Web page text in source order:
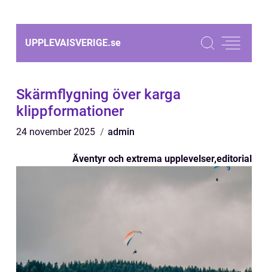
UPPLEVAISVERIGE.se
Skärmflygning över karga
klippformationer
24 november 2025 admin
Äventyr och extrema upplevelser,editorial